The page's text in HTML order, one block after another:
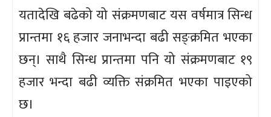
यतादेखि बढेको यो संक्रमणबाट यस वर्षमात्र सिन्ध
प्रान्तमा १६ हजार जनाभन्दा बढी सङ्क्रमित भएका
छन्। साथै सिन्ध प्रान्तमा पनि यो संक्रमणबाट १९
हजार भन्दा बढी व्यक्ति संक्रमित भएका पाइएको
छ।